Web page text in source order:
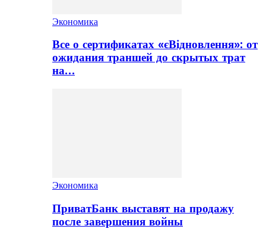
Экономика
Все о сертификатах «єВідновлення»: от
ожидания траншей до скрытых трат
на…
Экономика
ПриватБанк выставят на продажу
после завершения войны